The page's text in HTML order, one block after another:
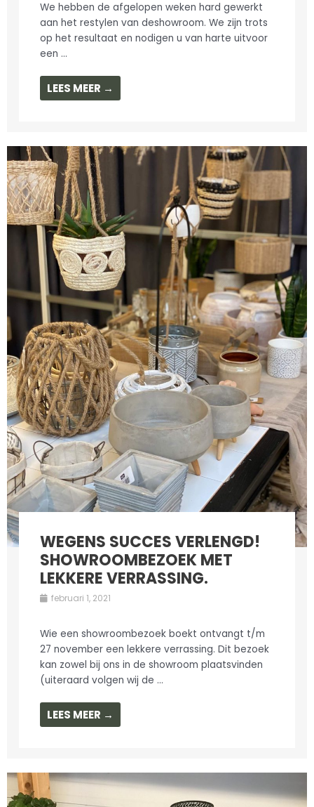
We hebben de afgelopen weken hard gewerkt
aan het restylen van deshowroom. We zijn trots
op het resultaat en nodigen u van harte uitvoor
een ...
LEES MEER →
WEGENS SUCCES VERLENGD!
SHOWROOMBEZOEK MET
LEKKERE VERRASSING.
februari 1, 2021
Wie een showroombezoek boekt ontvangt t/m
27 november een lekkere verrassing. Dit bezoek
kan zowel bij ons in de showroom plaatsvinden
(uiteraard volgen wij de ...
LEES MEER →